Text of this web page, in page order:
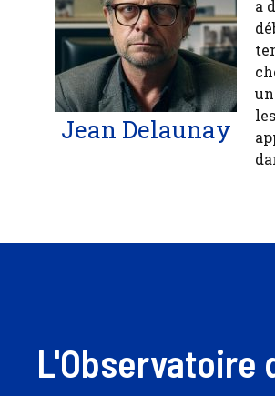
Jean Delaunay
a
L'Observatoire